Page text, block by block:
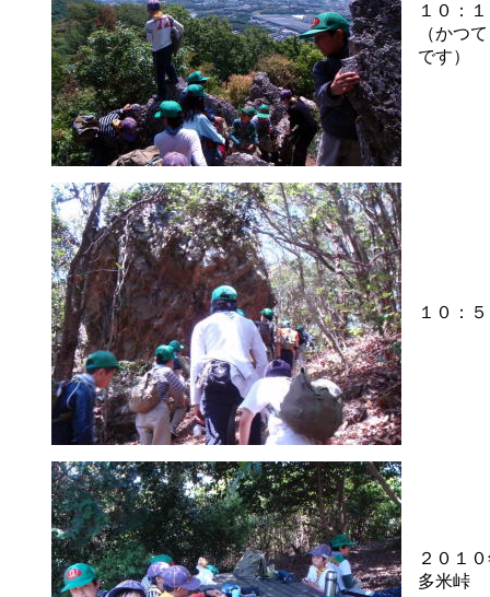
１０：
（かつ
です）
１０：
２０１
多米峠